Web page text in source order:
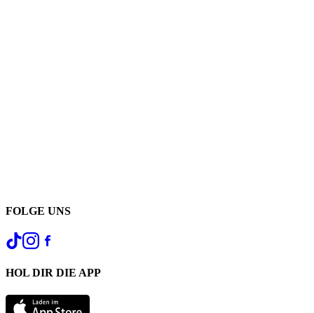
FOLGE UNS
HOL DIR DIE APP